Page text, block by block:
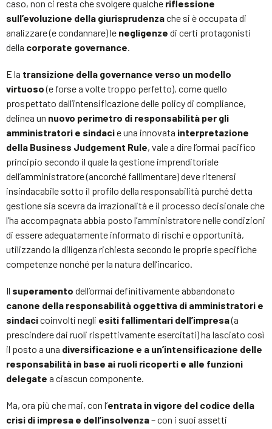
caso, non ci resta che svolgere qualche riflessione
sull’evoluzione della giurisprudenzache si è occupata di
analizzare (e condannare) le negligenze di certi protagonisti
della corporate governance.
E la transizione della governance verso un modello
virtuoso(e forse a volte troppo perfetto), come quello
prospettato dall’intensificazione delle policy di compliance,
delinea un nuovo perimetro di responsabilità per gli
amministratori e sindacie una innovata interpretazione
della Business Judgement Rule, vale a dire l’ormai pacifico
principio secondo il quale la gestione imprenditoriale
dell’amministratore (ancorché fallimentare) deve ritenersi
insindacabile sotto il profilo della responsabilità purché detta
gestione sia scevra da irrazionalità e il processo decisionale che
l’ha accompagnata abbia posto l’amministratore nelle condizioni
di essere adeguatamente informato di rischi e opportunità,
utilizzando la diligenza richiesta secondo le proprie specifiche
competenze nonché per la natura dell’incarico.
Il superamento dell’ormai definitivamente abbandonato
canone della responsabilità oggettiva di amministratori e
sindacicoinvolti negli esiti fallimentari dell’impresa(a
prescindere dai ruoli rispettivamente esercitati) ha lasciato così
il posto a una diversificazione e a un’intensificazione delle
responsabilità in base ai ruoli ricoperti e alle funzioni
delegate a ciascun componente.
Ma, ora più che mai, con l’entrata in vigore del codice della
crisi di impresa e dell’insolvenza– con i suoi assetti